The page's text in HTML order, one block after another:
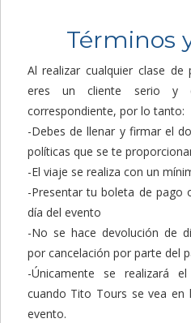
Términos
Al realizar cualquier clase
eres un cliente serio y
correspondiente, por lo tanto:
-Debes de llenar y firmar el
políticas que se te
-El viaje se realiza con un
-Presentar tu boleta de pago
día del evento
-No se hace devolución de
por cancelación por parte del
-Únicamente se realizará
cuando Tito Tours se vea en
evento.